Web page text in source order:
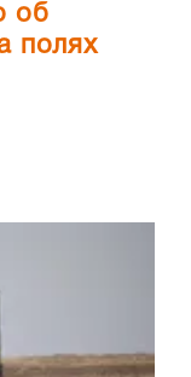
об
полях